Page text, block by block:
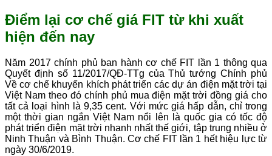
Điểm lại cơ chế giá FIT từ khi xuất
hiện đến nay
Năm 2017 chính phủ ban hành cơ chế FIT lần 1 thông qua
Quyết định số 11/2017/QĐ-TTg của Thủ tướng Chính phủ
Về cơ chế khuyến khích phát triển các dự án điện mặt trời tại
Việt Nam theo đó chính phủ mua điện mặt trời đồng giá cho
tất cả loại hình là 9,35 cent. Với mức giá hấp dẫn, chỉ trong
một thời gian ngắn Việt Nam nổi lên là quốc gia có tốc độ
phát triển điện mặt trời nhanh nhất thế giới, tập trung nhiều ở
Ninh Thuận và Bình Thuận. Cơ chế FIT lần 1 hết hiệu lực từ
ngày 30/6/2019.